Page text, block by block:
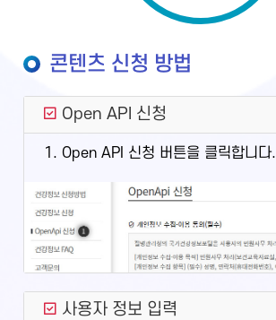
콘텐츠 신청 방법
Open API 신청
1. Open API 신청 버튼을 클릭합니다.
사용자 정보 입력